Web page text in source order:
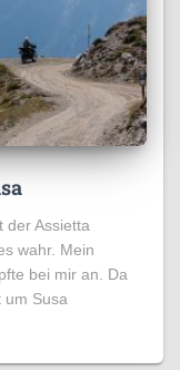
der Assietta
wahr. Mein
bei mir an. Da
um Susa